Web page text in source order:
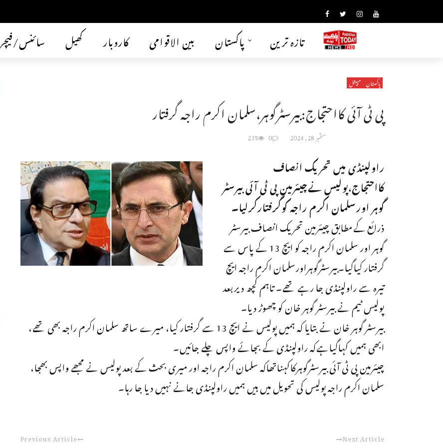
سائنس/فیچر کھیل کاروبار بین الاقوامی پاکستان تازہ ترین
پاکستان سپیشل
پی ٹی آئی کااحتجاج:بیرسٹرگوہر،سلمان اکرم راجہ گرفتار
ستمبر 28, 2024 0
235
راولپنڈی میں تحریک انصاف
کااحتجاج،پولیس نےچیئرمین پی ٹی آئی بیرسٹر
گوہر اورسلمان اکرم راجہ کوگرفتارکرلیا۔
ذرائع کےمطابق چیئرمین تحریک انصاف بیرسٹر
گوہر اور سلمان اکرم راجہ کو ایچ 13 کے پاس سے
گرفتار کیاگیا۔بیرسٹرگوہراورسلمان اکرم راجہ ایچ
تیرہ سے راولپنڈی جا رہے تھے۔ تاہم کچھ دیربعد
پولیس ٹیم نے بیرسٹر گوہر خان کو چھوڑ دیا۔
بیرسٹر گوہر خان نے بتایا کہ ہمیں پولیس نے ایچ 13 سے گرفتار کیا، میرے ساتھ سلمان اکرم راجہ بھی تھے،
ابھی ہمیں کہاگیاہےکہ راولپنڈی کے بجائے واپس چلے جائیں۔
چیئرمین پی ٹی آئی بیرسٹرگوہرکاکہناتھاکہ سلمان اکرم راجہ اور میری بحث کے بعد پولیس نے مجھے واپس بھجا،
سلمان اکرم راجہ پولیس کی تحویل میں ہیں ہمیں راولپنڈی جانے نہیں دیا جا رہا۔
Previous Article Next Article